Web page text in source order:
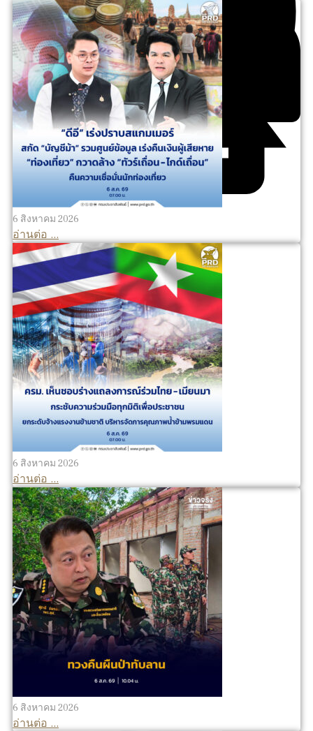
6 สิงหาคม 2026
อ่านต่อ ...
6 สิงหาคม 2026
อ่านต่อ ...
6 สิงหาคม 2026
อ่านต่อ ...